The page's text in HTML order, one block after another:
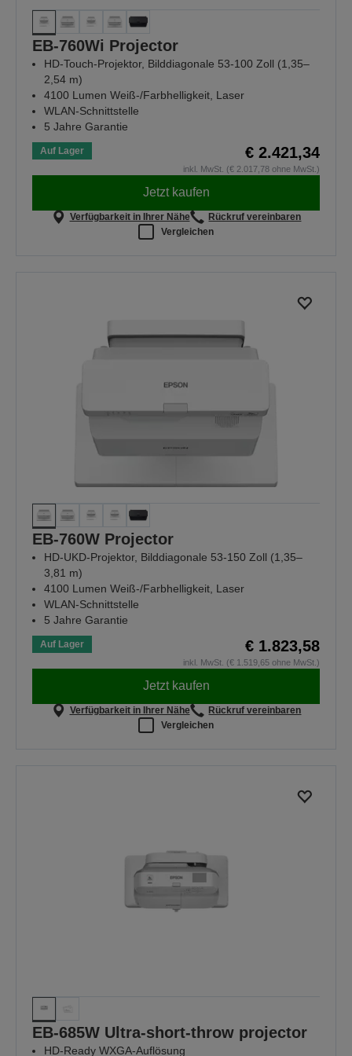
EB-760Wi Projector
HD-Touch-Projektor, Bilddiagonale 53-100 Zoll (1,35–
2,54 m)
4100 Lumen Weiß-/Farbhelligkeit, Laser
WLAN-Schnittstelle
5 Jahre Garantie
Auf Lager € 2.421,34
inkl. MwSt. (€ 2.017,78 ohne MwSt.)
Jetzt kaufen
Verfügbarkeit in Ihrer Nähe
Rückruf vereinbaren
Vergleichen
EB-760W Projector
HD-UKD-Projektor, Bilddiagonale 53-150 Zoll (1,35–
3,81 m)
4100 Lumen Weiß-/Farbhelligkeit, Laser
WLAN-Schnittstelle
5 Jahre Garantie
Auf Lager € 1.823,58
inkl. MwSt. (€ 1.519,65 ohne MwSt.)
Jetzt kaufen
Verfügbarkeit in Ihrer Nähe
Rückruf vereinbaren
Vergleichen
EB-685W Ultra-short-throw projector
HD-Ready WXGA-Auflösung